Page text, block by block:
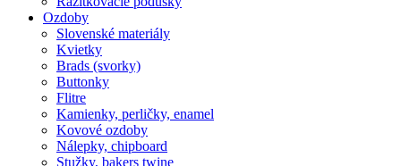
Ozdoby
Slovenské materiály
Kvietky
Brads (svorky)
Buttonky
Flitre
Kamienky, perličky, enamel
Kovové ozdoby
Nálepky, chipboard
Stužky, bakers twine